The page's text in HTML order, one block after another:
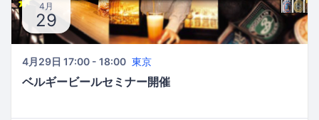
4月
29
4月29日 17:00 - 18:00 東京
ベルギービールセミナー開催